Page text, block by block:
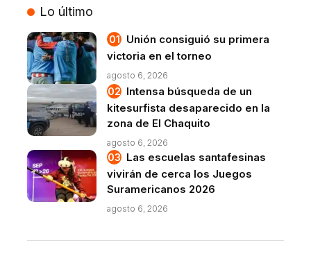
Lo último
Unión consiguió su primera
victoria en el torneo
agosto 6, 2026
Intensa búsqueda de un
kitesurfista desaparecido en la
zona de El Chaquito
agosto 6, 2026
Las escuelas santafesinas
vivirán de cerca los Juegos
Suramericanos 2026
agosto 6, 2026